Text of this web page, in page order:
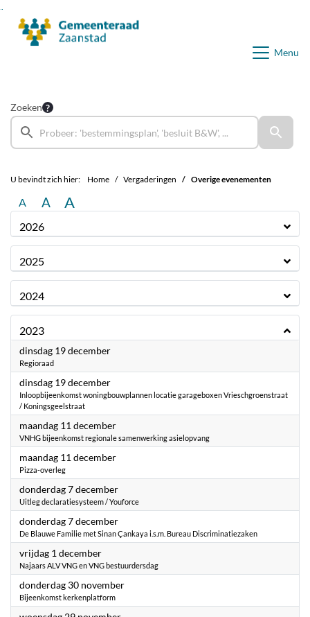
Menu
Zoeken
U bevindt zich hier: Home Vergaderingen Overige evenementen
A A A
2026
2025
2024
2023
dinsdag 19 december2023
Regioraad
dinsdag 19 december2023
Inloopbijeenkomst woningbouwplannen locatie garageboxen Vrieschgroenstraat
/ Koningsgeelstraat
maandag 11 december2023
VNHG bijeenkomst regionale samenwerking asielopvang
maandag 11 december2023
Pizza-overleg
donderdag 7 december2023
Uitleg declaratiesysteem / Youforce
donderdag 7 december2023
De Blauwe Familie met Sinan Çankaya i.s.m. Bureau Discriminatiezaken
vrijdag 1 december2023
Najaars ALV VNG en VNG bestuurdersdag
donderdag 30 november2023
Bijeenkomst kerkenplatform